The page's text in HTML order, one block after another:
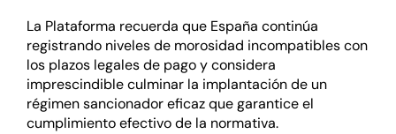
La Plataforma recuerda que España continúa
registrando niveles de morosidad incompatibles con
los plazos legales de pago y considera
imprescindible culminar la implantación de un
régimen sancionador eficaz que garantice el
cumplimiento efectivo de la normativa.